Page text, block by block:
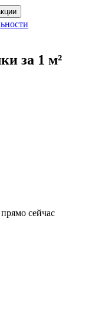
за 1 м²
сейчас